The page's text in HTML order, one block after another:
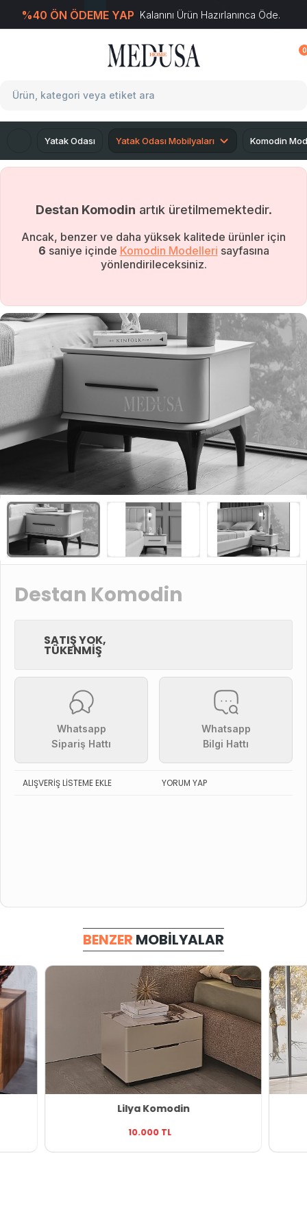
%40 ÖN ÖDEME YAP Kalanını Ürün Hazırlanınca Öde.
0
Yatak Odası Yatak Odası Mobilyaları Komodin
Destan Komodin artık üretilmemektedir.
Ancak, benzer ve daha yüksek kalitede ürünler için
5 saniye içinde Komodin Modelleri sayfasına
yönlendirileceksiniz.
Destan Komodin
SATIŞ YOK,
TÜKENMIŞ
Whatsapp
Sipariş Hattı
Whatsapp
Bilgi Hattı
ALIŞVERIŞ LISTEME EKLE YORUM YAP
BENZER MOBILYALAR
Lilya Komodin
10.000 TL
T-Soft E-Ticaret Sistemleriyle Hazırlanmıştır.